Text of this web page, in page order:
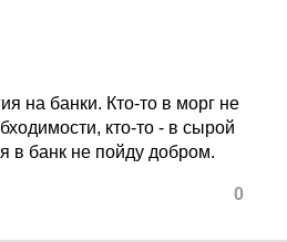
на банки. Кто-то в морг не
кто-то - в сырой
в банк не пойду добром.
0